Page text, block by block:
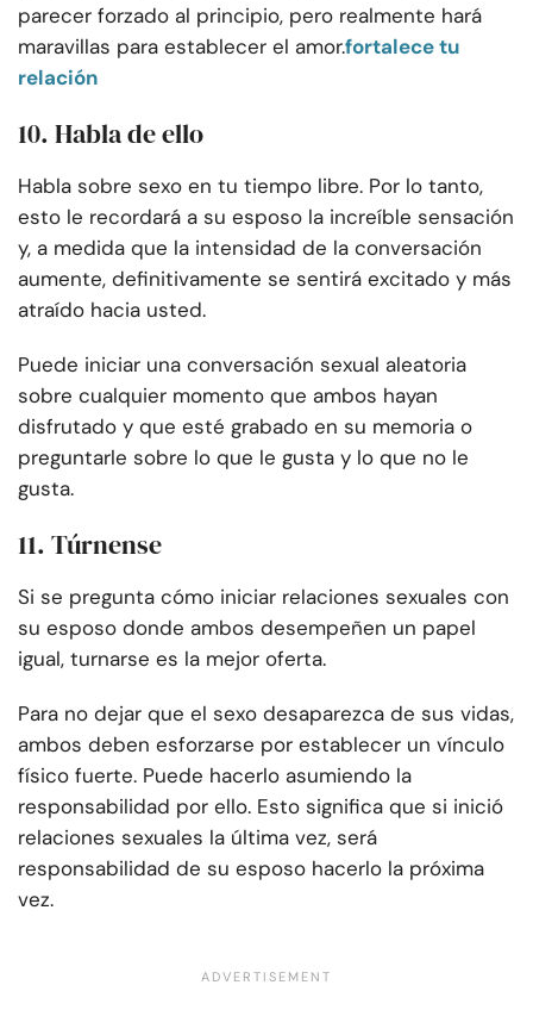
parecer forzado al principio, pero realmente hará
maravillas para establecer el amor.fortalece tu
relación
10. Habla de ello
Habla sobre sexo en tu tiempo libre. Por lo tanto,
esto le recordará a su esposo la increíble sensación
y, a medida que la intensidad de la conversación
aumente, definitivamente se sentirá excitado y más
atraído hacia usted.
Puede iniciar una conversación sexual aleatoria
sobre cualquier momento que ambos hayan
disfrutado y que esté grabado en su memoria o
preguntarle sobre lo que le gusta y lo que no le
gusta.
11. Túrnense
Si se pregunta cómo iniciar relaciones sexuales con
su esposo donde ambos desempeñen un papel
igual, turnarse es la mejor oferta.
Para no dejar que el sexo desaparezca de sus vidas,
ambos deben esforzarse por establecer un vínculo
físico fuerte. Puede hacerlo asumiendo la
responsabilidad por ello. Esto significa que si inició
relaciones sexuales la última vez, será
responsabilidad de su esposo hacerlo la próxima
vez.